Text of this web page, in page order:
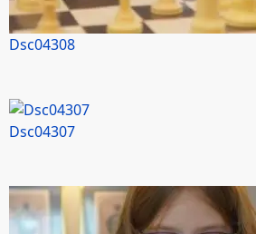
Dsc04308
Dsc04307